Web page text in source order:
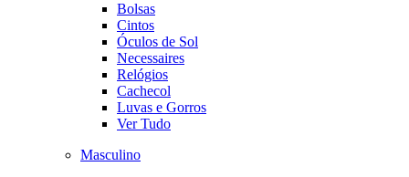
Bolsas
Cintos
Óculos de Sol
Necessaires
Relógios
Cachecol
Luvas e Gorros
Ver Tudo
Masculino